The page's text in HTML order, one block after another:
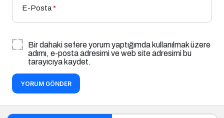
E-Posta*
Bir dahaki sefere yorum yaptığımda kullanılmak üzere
adımı, e-posta adresimi ve web site adresimi bu
tarayıcıya kaydet.
YORUM GÖNDER